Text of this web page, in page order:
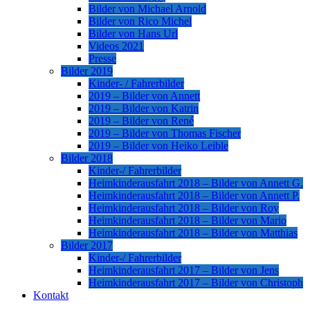
Bilder von Michael Arnold
Bilder von Rico Michel
Bilder von Hans Url
Videos 2021
Presse
Bilder 2019
Kinder- / Fahrerbilder
2019 – Bilder von Annett
2019 – Bilder von Katrin
2019 – Bilder von René
2019 – Bilder von Thomas Fischer
2019 – Bilder von Heiko Leible
Bilder 2018
Kinder-/ Fahrerbilder
Heimkinderausfahrt 2018 – Bilder von Annett G.
Heimkinderausfahrt 2018 – Bilder von Annett P.
Heimkinderausfahrt 2018 – Bilder von Roy
Heimkinderausfahrt 2018 – Bilder von Mario
Heimkinderausfahrt 2018 – Bilder von Matthias
Bilder 2017
Kinder-/ Fahrerbilder
Heimkinderausfahrt 2017 – Bilder von Jens
Heimkinderausfahrt 2017 – Bilder von Christoph
Kontakt